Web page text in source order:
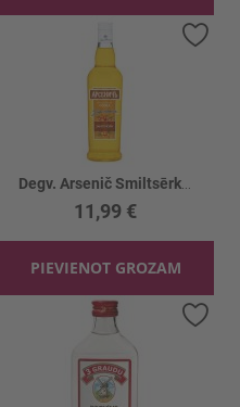
Pievienot vēlmju sarakstam
11,99 €
PIEVIENOT GROZAM
Pievienot vēlmju sarakstam